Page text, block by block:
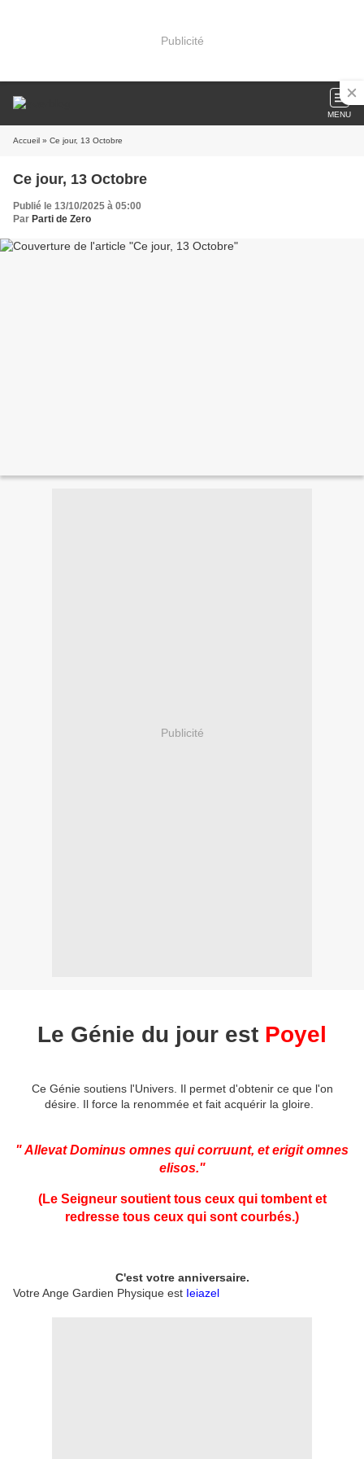
Publicité
MENU
Accueil » Ce jour, 13 Octobre
Ce jour, 13 Octobre
Publié le 13/10/2025 à 05:00
Par Parti de Zero
Publicité
Le Génie du jour est Poyel
Ce Génie soutiens l'Univers. Il permet d'obtenir ce que l'on
désire. Il force la renommée et fait acquérir la gloire.
" Allevat Dominus omnes qui corruunt, et erigit omnes
elisos."
(Le Seigneur soutient tous ceux qui tombent et
redresse tous ceux qui sont courbés.)
C'est votre anniversaire.
Votre Ange Gardien Physique est Ieiazel